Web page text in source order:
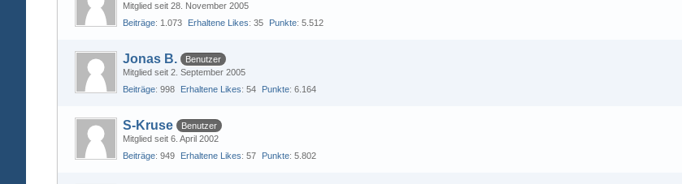
Mitglied seit 28. November 2005
Beiträge 1.073 Erhaltene Likes 35 Punkte 5.512
Jonas B.
Benutzer
Mitglied seit 2. September 2005
Beiträge 998 Erhaltene Likes 54 Punkte 6.164
S-Kruse
Benutzer
Mitglied seit 6. April 2002
Beiträge 949 Erhaltene Likes 57 Punkte 5.802